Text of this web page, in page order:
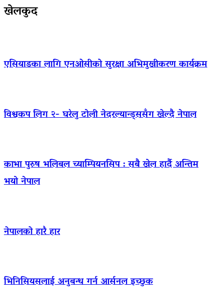
खेलकुद
एसियाडका लागि एनओसीको सुरक्षा अभिमुखीकरण कार्यक्रम
विश्वकप लिग २- घरेलु टोली नेदरल्यान्ड्ससँग खेल्दै नेपाल
काभा पुरुष भलिबल च्याम्पियनसिप : सबै खेल हार्दै अन्तिम
भयो नेपाल
नेपालको हारै हार
भिनिसियसलाई अनुबन्ध गर्न आर्सनल इच्छुक